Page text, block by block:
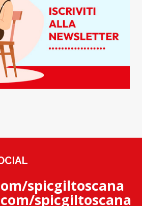
spicgiltoscana
spicgiltoscana